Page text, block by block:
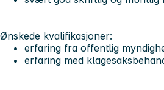
Ønskede kvalifikasjoner:
erfaring fra offentlig
erfaring med